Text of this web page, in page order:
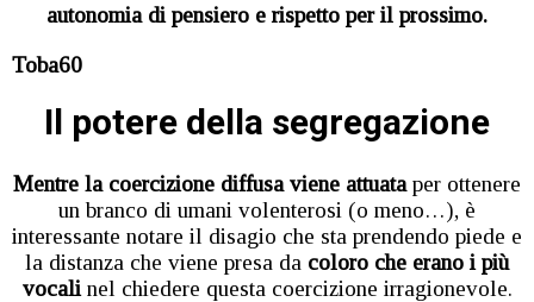
autonomia di pensiero e rispetto per il prossimo.
Toba60
Il potere della segregazione
Mentre la coercizione diffusa viene attuata per ottenere
un branco di umani volenterosi (o meno…), è
interessante notare il disagio che sta prendendo piede e
la distanza che viene presa da coloro che erano i più
vocalinel chiedere questa coercizione irragionevole.